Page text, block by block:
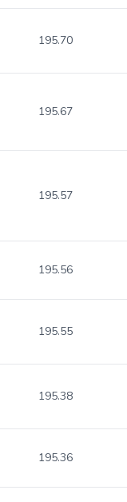
195.70
195.67
195.57
195.56
195.55
195.38
195.36